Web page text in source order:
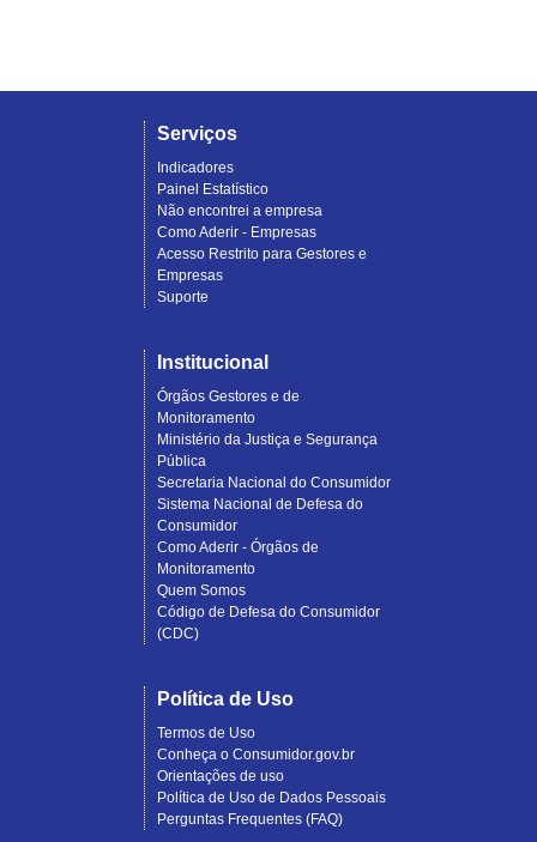
Serviços
Indicadores
Painel Estatístico
Não encontrei a empresa
Como Aderir - Empresas
Acesso Restrito para Gestores e
Empresas
Suporte
Institucional
Órgãos Gestores e de
Monitoramento
Ministério da Justiça e Segurança
Pública
Secretaria Nacional do Consumidor
Sistema Nacional de Defesa do
Consumidor
Como Aderir - Órgãos de
Monitoramento
Quem Somos
Código de Defesa do Consumidor
(CDC)
Política de Uso
Termos de Uso
Conheça o Consumidor.gov.br
Orientações de uso
Política de Uso de Dados Pessoais
Perguntas Frequentes (FAQ)